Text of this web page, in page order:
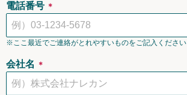
電話番号 ＊
※ここ最近でご連絡がとれやすいものをご記入ください
会社名 ＊